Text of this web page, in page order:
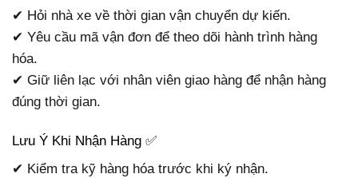
✔ Hỏi nhà xe về thời gian vận chuyển dự kiến.
✔ Yêu cầu mã vận đơn để theo dõi hành trình hàng
hóa.
✔ Giữ liên lạc với nhân viên giao hàng để nhận hàng
đúng thời gian.
Lưu Ý Khi Nhận Hàng ✅
✔ Kiểm tra kỹ hàng hóa trước khi ký nhận.